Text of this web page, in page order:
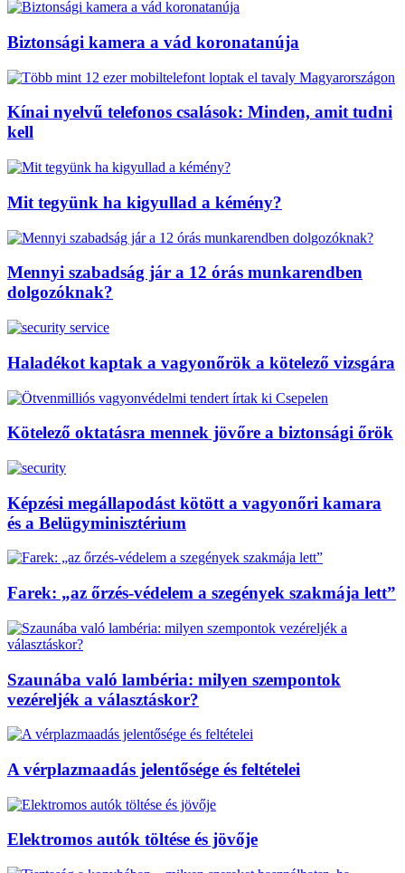
Biztonsági kamera a vád koronatanúja
Kínai nyelvű telefonos csalások: Minden, amit tudni
kell
Mit tegyünk ha kigyullad a kémény?
Mennyi szabadság jár a 12 órás munkarendben
dolgozóknak?
Haladékot kaptak a vagyonőrök a kötelező vizsgára
Kötelező oktatásra mennek jövőre a biztonsági őrök
Képzési megállapodást kötött a vagyonőri kamara
és a Belügyminisztérium
Farek: „az őrzés-védelem a szegények szakmája lett”
Szaunába való lambéria: milyen szempontok
vezéreljék a választáskor?
A vérplazmaadás jelentősége és feltételei
Elektromos autók töltése és jövője